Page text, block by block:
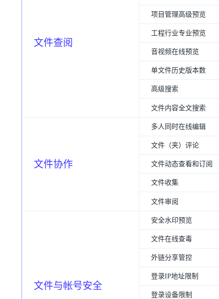
文件查阅
项目管理高级预览
工程行业专业预览
音视频在线预览
单文件历史版本数
高级搜索
文件内容全文搜索
文件协作
多人同时在线编辑
文件（夹）评论
文件动态查看和订阅
文件收集
文件审阅
文件与帐号安全
安全水印预览
文件在线查毒
外链分享管控
登录IP地址限制
登录设备限制